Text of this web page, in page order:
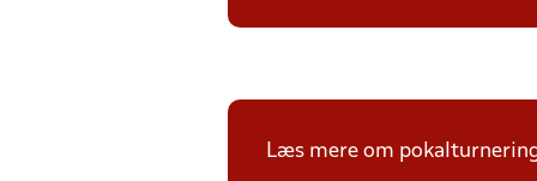
Læs mere om